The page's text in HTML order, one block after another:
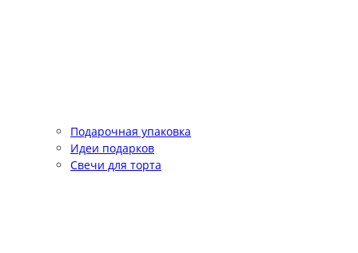
Подарочная упаковка
Идеи подарков
Свечи для торта